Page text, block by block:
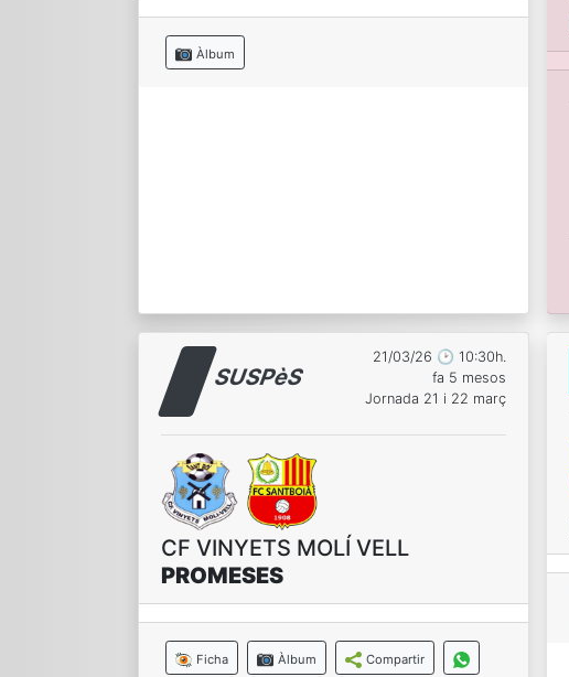
Àlbum
SUSPèS
21/03/26 🕑 10:30h.
fa 5 mesos
Jornada 21 i 22 març
CF VINYETS MOLÍ VELL
PROMESES
Ficha Àlbum Compartir